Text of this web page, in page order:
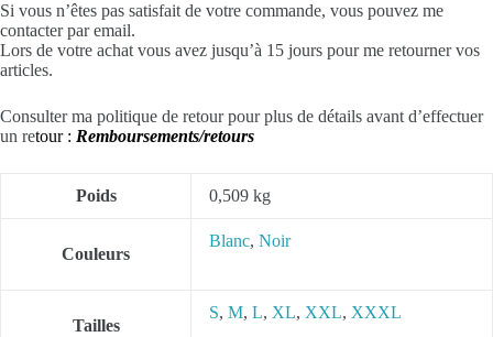
Si vous n’êtes pas satisfait de votre commande, vous pouvez me
contacter par email.
Lors de votre achat vous avez jusqu’à 15 jours pour me retourner vos
articles.
Consulter ma politique de retour pour plus de détails avant d’effectuer
un retour : Remboursements/retours
Poids 0,509 kg
Couleurs
Blanc, Noir
Tailles
S, M, L, XL, XXL, XXXL